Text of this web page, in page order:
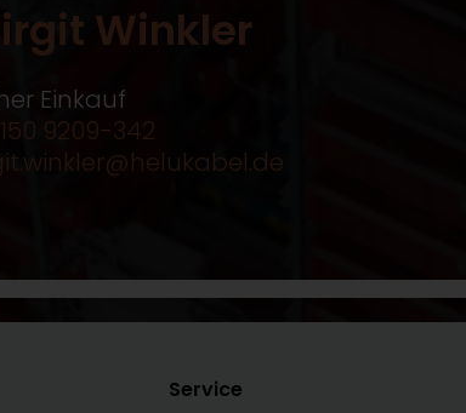
Winkler
Einkauf
9209-342
Service